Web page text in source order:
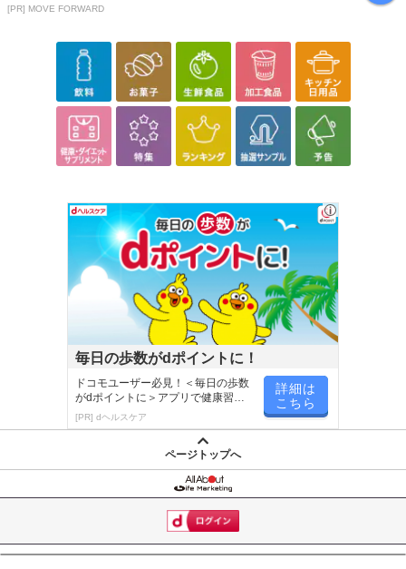
[PR] MOVE FORWARD
毎日の歩数がdポイントに！
ドコモユーザー必見！＜毎日の歩数
がdポイントに＞アプリで健康習慣
が楽しく続く
[PR] dヘルスケア
詳細は
こちら
ページトップへ